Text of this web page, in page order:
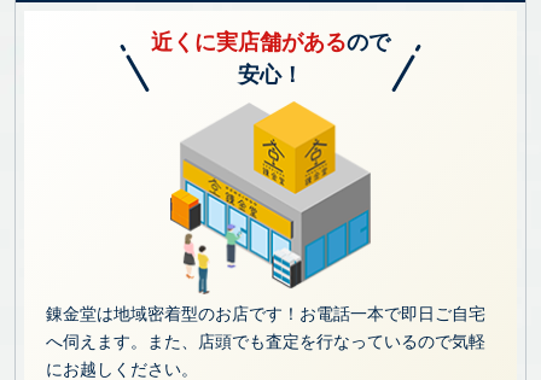
近くに実店舗があるので
安心！
錬金堂は地域密着型のお店です！お電話一本で即日ご自宅
へ伺えます。また、店頭でも査定を行なっているので気軽
にお越しください。